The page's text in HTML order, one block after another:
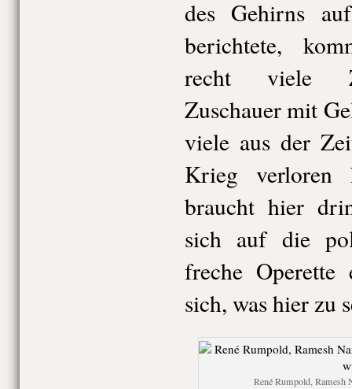
des Gehirns
berichtete,
recht viele
Zuschauer mit
viele aus der
Krieg verloren
braucht hier
sich auf die
freche
sich, was hier zu
René Rumpold, Ramesh